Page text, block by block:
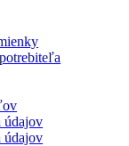
údajov
údajov